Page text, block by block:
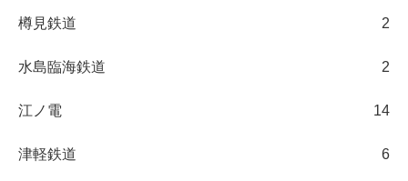
樽見鉄道 2
水島臨海鉄道 2
江ノ電 14
津軽鉄道 6